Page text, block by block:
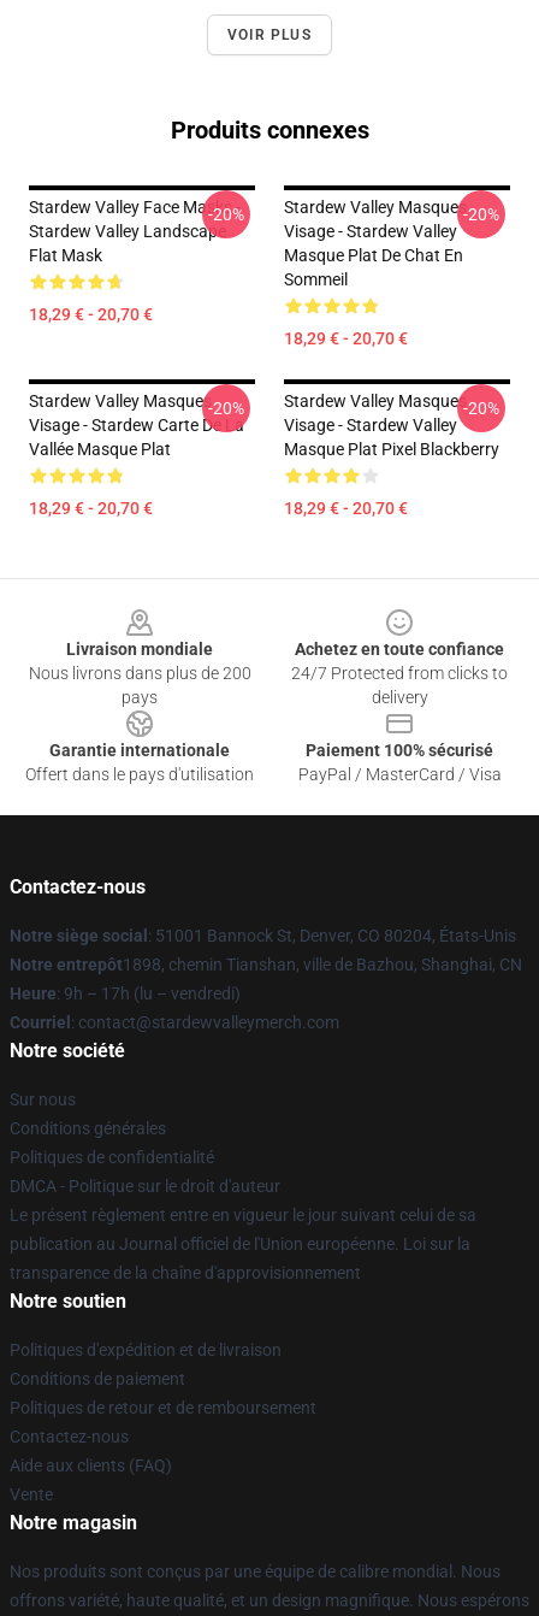
VOIR PLUS
Produits connexes
Stardew Valley Face Masks -
Stardew Valley Landscape
Flat Mask
18,29 € - 20,70 €
-20%
Stardew Valley Masques
Visage - Stardew Valley
Masque Plat De Chat En
Sommeil
18,29 € - 20,70 €
-20%
Stardew Valley Masques
Visage - Stardew Carte De La
Vallée Masque Plat
18,29 € - 20,70 €
-20%
Stardew Valley Masques
Visage - Stardew Valley
Masque Plat Pixel Blackberry
18,29 € - 20,70 €
-20%
Livraison mondiale
Nous livrons dans plus de 200
pays
Achetez en toute confiance
24/7 Protected from clicks to
delivery
Garantie internationale
Offert dans le pays d'utilisation
Paiement 100% sécurisé
PayPal / MasterCard / Visa
Contactez-nous
Notre siège social : 51001 Bannock St, Denver, CO 80204, États-Unis
Notre entrepôt1898, chemin Tianshan, ville de Bazhou, Shanghai, CN
Heure: 9h – 17h (lu – vendredi)
Courriel : contact@stardewvalleymerch.com
Notre société
Sur nous
Conditions générales
Politiques de confidentialité
DMCA - Politique sur le droit d'auteur
Le présent règlement entre en vigueur le jour suivant celui de sa
publication au Journal officiel de l'Union européenne. Loi sur la
transparence de la chaîne d'approvisionnement
Notre soutien
Politiques d'expédition et de livraison
Conditions de paiement
Politiques de retour et de remboursement
Contactez-nous
Aide aux clients (FAQ)
Vente
Notre magasin
Nos produits sont conçus par une équipe de calibre mondial. Nous
offrons variété, haute qualité, et un design magnifique. Nous espérons